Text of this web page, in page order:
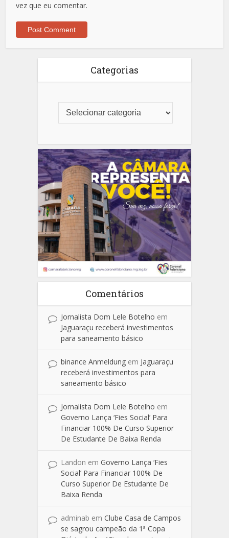
vez que eu comentar.
Categorias
Comentários
Jornalista Dom Lele Botelho em
Jaguaraçu receberá investimentos
para saneamento básico
binance Anmeldung em Jaguaraçu
receberá investimentos para
saneamento básico
Jornalista Dom Lele Botelho em
Governo Lança ‘Fies Social’ Para
Financiar 100% De Curso Superior
De Estudante De Baixa Renda
Landon em Governo Lança ‘Fies
Social’ Para Financiar 100% De
Curso Superior De Estudante De
Baixa Renda
adminab em Clube Casa de Campos
se sagrou campeão da 1ª Copa